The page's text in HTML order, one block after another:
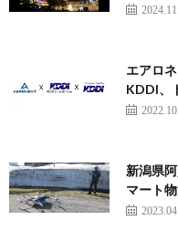
エアロ
KDDI、
新潟県
マート